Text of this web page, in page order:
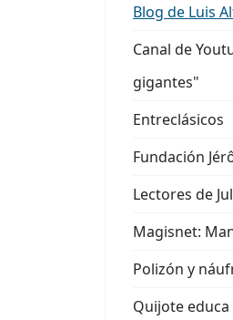
Blog de Luis
Canal de
gigantes"
Entreclásicos
Fundación
Lectores de
Magisnet:
Polizón y
Quijote educa